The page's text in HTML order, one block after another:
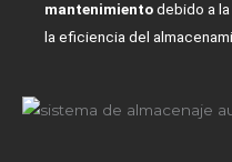
mantenimientodebido a
la eficiencia del